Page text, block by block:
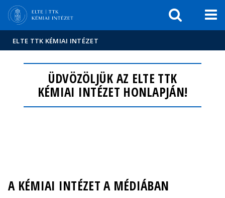
sajtóban
ELTE TTK KÉMIAI INTÉZET
ÜDVÖZÖLJÜK AZ ELTE TTK
KÉMIAI INTÉZET HONLAPJÁN!
A KÉMIAI INTÉZET A MÉDIÁBAN